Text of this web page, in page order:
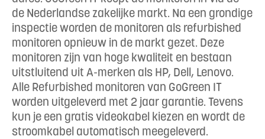
de Nederlandse zakelijke markt. Na een grondige
inspectie worden de monitoren als refurbished
monitoren opnieuw in de markt gezet. Deze
monitoren zijn van hoge kwaliteit en bestaan
uitstluitend uit A-merken als HP, Dell, Lenovo.
Alle Refurbished monitoren van GoGreen IT
worden uitgeleverd met 2 jaar garantie. Tevens
kun je een gratis videokabel kiezen en wordt de
stroomkabel automatisch meegeleverd.